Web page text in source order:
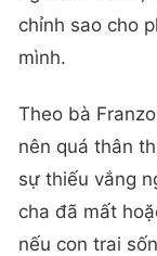
chỉnh sao cho
mình.
Theo bà
nên quá thân
sự thiếu vắng
cha đã mất
nếu con trai